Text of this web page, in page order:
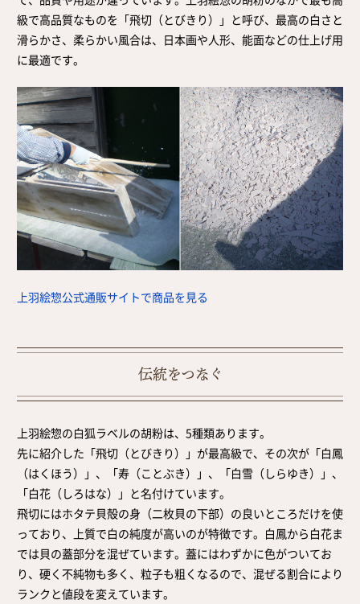
級で高品質なものを「飛切（とびきり）」と呼び、最高の白さと
滑らかさ、柔らかい風合は、日本画や人形、能面などの仕上げ用
に最適です。
上羽絵惣公式通販サイトで商品を見る
伝統をつなぐ
上羽絵惣の白狐ラベルの胡粉は、5種類あります。
先に紹介した「飛切（とびきり）」が最高級で、その次が「白鳳
（はくほう）」、「寿（ことぶき）」、「白雪（しらゆき）」、
「白花（しろはな）」と名付けています。
飛切にはホタテ貝殻の身（二枚貝の下部）の良いところだけを使
っており、上質で白の純度が高いのが特徴です。白鳳から白花ま
では貝の蓋部分を混ぜています。蓋にはわずかに色がついてお
り、硬く不純物も多く、粒子も粗くなるので、混ぜる割合により
ランクと値段を変えています。